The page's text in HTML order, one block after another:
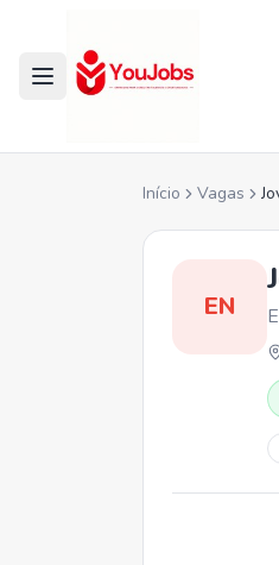
Início Vagas
EN